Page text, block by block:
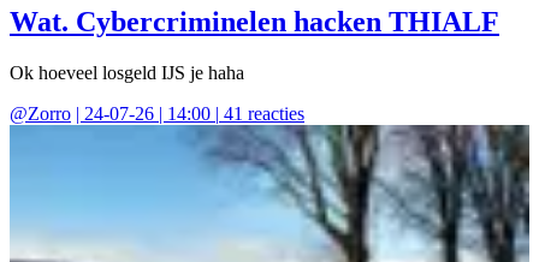
Wat. Cybercriminelen hacken THIALF
Ok hoeveel losgeld IJS je haha
@Zorro | 24-07-26 | 14:00 | 41 reacties